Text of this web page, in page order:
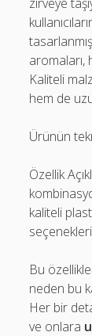
aromaları,
Kaliteli
hem de
Ürünün
Özellik
kaliteli
seçenekleri
Bu
neden bu
Her bir
ve onlara